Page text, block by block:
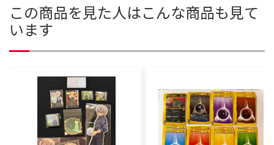
この商品を見た人はこんな商品も見て
います